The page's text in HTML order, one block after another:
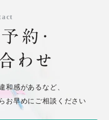
約・
わせ
和感があるなど、
お早めにご相談ください